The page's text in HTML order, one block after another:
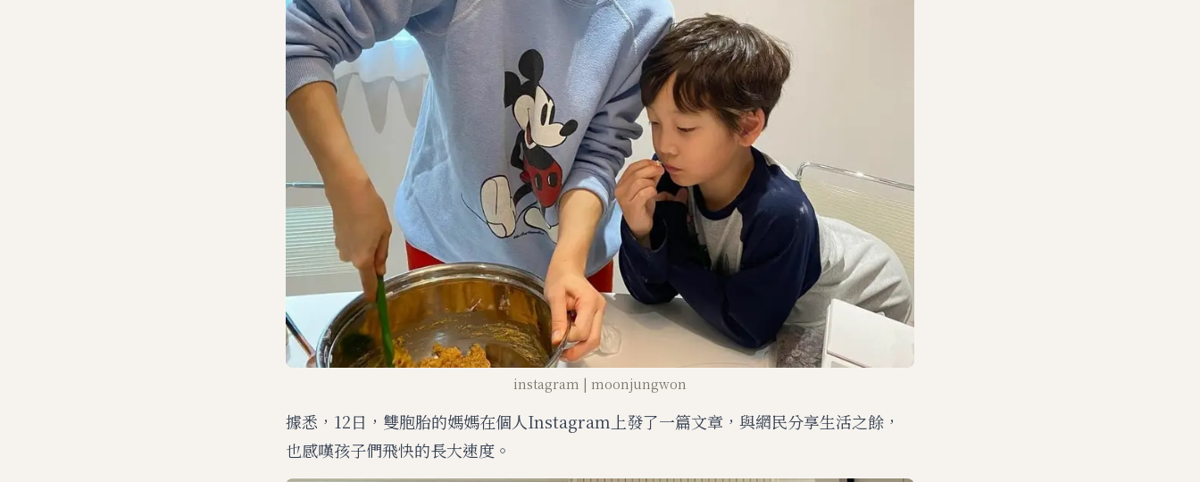
instagram | moonjungwon
據悉，12日，雙胞胎的媽媽在個人Instagram上發了一篇文章，與網民分享生活之餘，
也感嘆孩子們飛快的長大速度。